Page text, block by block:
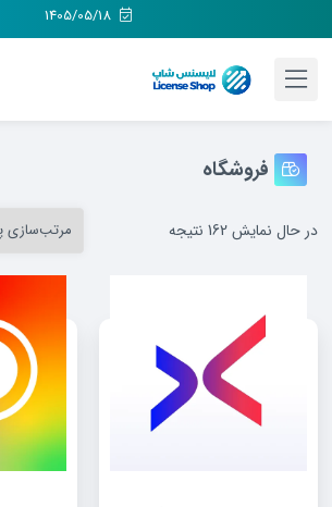
فروشگاه
در حال نمایش 162 نتیجه